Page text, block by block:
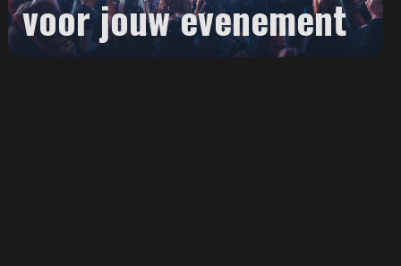
voor jouw evenement